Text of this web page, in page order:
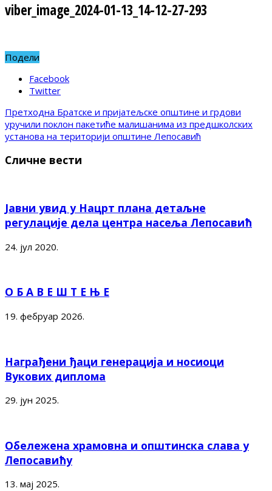
viber_image_2024-01-13_14-12-27-293
Подели
Facebook
Twitter
Претходна Братске и пријатељске општине и грдови
уручили поклон пакетиће малишанима из предшколских
установа на територији општине Лепосавић
Сличне вести
Јавни увид у Нацрт плана детаљне
регулације дела центра насеља Лепосавић
24. јул 2020.
О Б А В Е Ш Т Е Њ Е
19. фебруар 2026.
Награђени ђаци генерација и носиоци
Вукових диплома
29. јун 2025.
Обележена храмовна и општинска слава у
Лепосавићу
13. мај 2025.